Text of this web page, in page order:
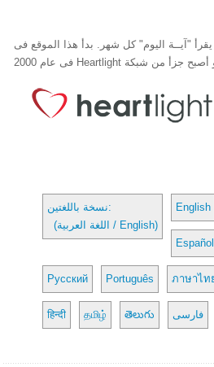
250,000 شخص يقرأ "آيــة اليوم" كل شهر. بدأ هذا الموقع فى
نسخة باللغتين:
(اللغة العربية / English)
English
Español
Русский Português ภาษาไท
हिन्दी தமிழ் తెలుగు فارسی